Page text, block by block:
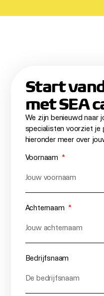
Start
met SEA
We zijn benieuwd naar
specialisten voorziet je
hieronder meer over
Voornaam
Achternaam
Bedrijfsnaam